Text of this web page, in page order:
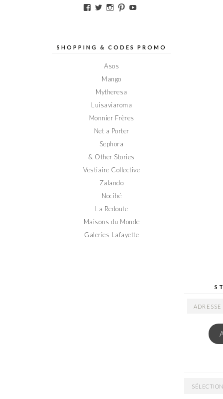
Voir
sur
Voir
sur
Voir
sur
Voir
sur sur
SHOPPING & CODES PROMO
Asos
Mango
Mytheresa
Luisaviaroma
Monnier Frères
Net a Porter
Sephora
& Other Stories
Vestiaire Collective
Zalando
Nocibé
La Redoute
Maisons du Monde
Galeries Lafayette
ADRESSE
ARCHIVES